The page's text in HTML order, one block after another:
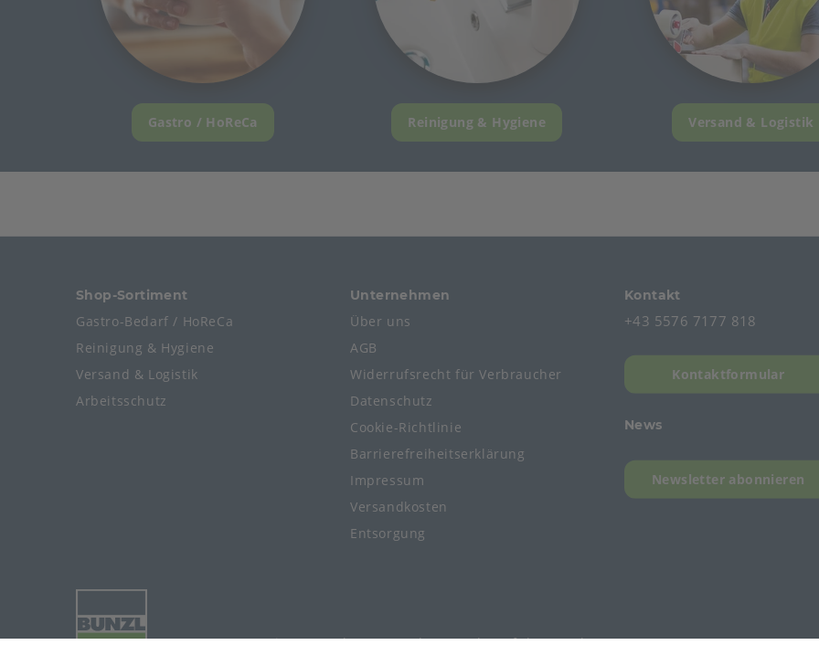
Gastro / HoReCa Reinigung & Hygiene Versand & Logistik
Shop-Sortiment
Gastro-Bedarf / HoReCa
Reinigung & Hygiene
Versand & Logistik
Arbeitsschutz
Unternehmen
Über uns
AGB
Widerrufsrecht für Verbraucher
Datenschutz
Cookie-Richtlinie
Barrierefreiheitserklärung
Impressum
Versandkosten
Entsorgung
Kontakt
+43 5576 7177 818
Kontaktformular
News
Newsletter abonnieren